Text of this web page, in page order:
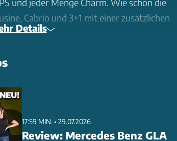
Cabrio und 3+1 mit einer zusätzlichen
Details
17:59 MIN. • 29.07.2026
Review: Mercedes Benz GLA